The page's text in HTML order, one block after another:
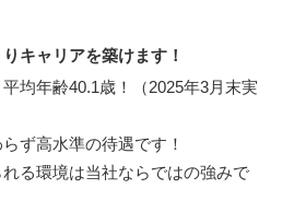
キャリアを築けます！
均年齢40.1歳！（2025年3月末実
ず高水準の待遇です！
る環境は当社ならではの強みで